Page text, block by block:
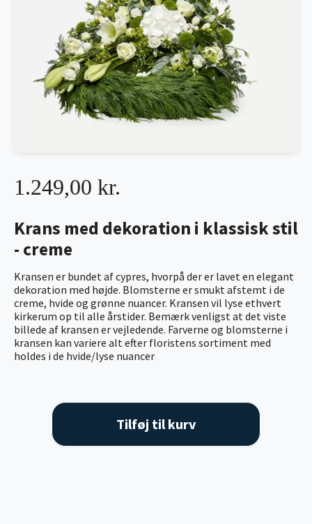
Krans med dekoration i klassisk stil
- creme
Kransen er bundet af cypres, hvorpå der er lavet en elegant
dekoration med højde. Blomsterne er smukt afstemt i de
creme, hvide og grønne nuancer. Kransen vil lyse ethvert
kirkerum op til alle årstider. Bemærk venligst at det viste
billede af kransen er vejledende. Farverne og blomsterne i
kransen kan variere alt efter floristens sortiment med
holdes i de hvide/lyse nuancer
1.249,00 kr.
Tilføj til kurv